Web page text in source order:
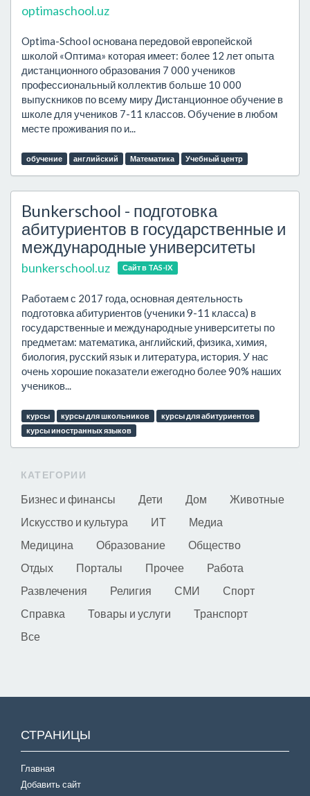
optimaschool.uz
Optima-School основана передовой европейской
школой «Оптима» которая имеет: более 12 лет опыта
дистанционного образования 7 000 учеников
профессиональный коллектив больше 10 000
выпускников по всему миру Дистанционное обучение в
школе для учеников 7-11 классов. Обучение в любом
месте проживания по и...
обучение английский Математика Учебный центр
Bunkerschool - подготовка
абитуриентов в государственные и
международные университеты
bunkerschool.uz Сайт в TAS-IX
Работаем с 2017 года, основная деятельность
подготовка абитуриентов (ученики 9-11 класса) в
государственные и международные университеты по
предметам: математика, английский, физика, химия,
биология, русский язык и литература, история. У нас
очень хорошие показатели ежегодно более 90% наших
учеников...
курсы курсы для школьников
курсы для абитуриентов
курсы иностранных языков
КАТЕГОРИИ
Бизнес и финансы Дети Дом
Животные
Искусство и культура
ИТ
Медиа
Медицина
Образование
Общество
Отдых
Порталы Прочее
Работа
Развлечения
Религия СМИ
Спорт
Справка
Товары и услуги
Транспорт
Все
СТРАНИЦЫ
Главная
Добавить сайт